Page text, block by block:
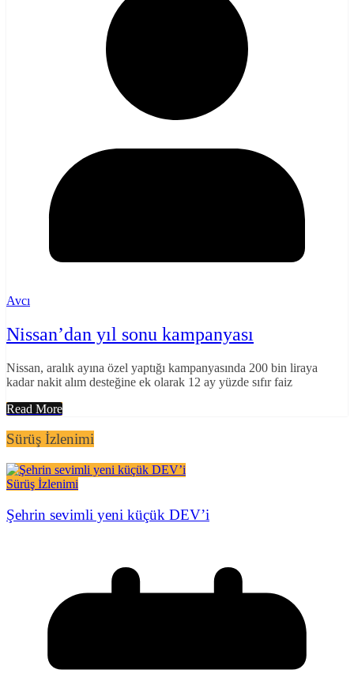
Avcı
Nissan’dan yıl sonu kampanyası
Nissan, aralık ayına özel yaptığı kampanyasında 200 bin liraya
kadar nakit alım desteğine ek olarak 12 ay yüzde sıfır faiz
Read More
Sürüş İzlenimi
Sürüş İzlenimi
Şehrin sevimli yeni küçük DEV’i